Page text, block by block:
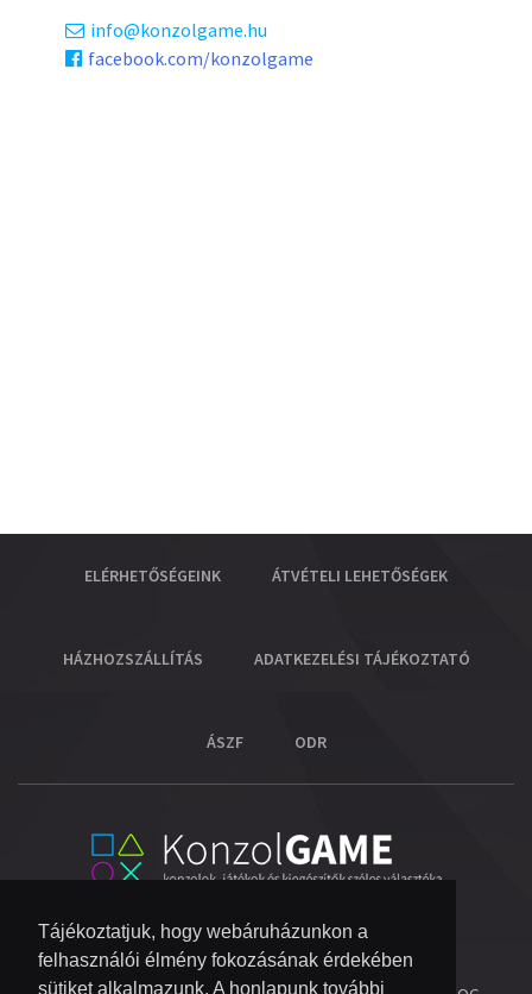
Tájékoztatjuk, hogy webáruházunkon a
felhasználói élmény fokozásának érdekében
sütiket alkalmazunk. A honlapunk további
info
konzolgame.hu
facebook.com/konzolgame
ELÉRHETŐSÉGEINK ÁTVÉTELI LEHETŐSÉGEK
HÁZHOZSZÁLLÍTÁS ADATKEZELÉSI TÁJÉKOZTATÓ
ÁSZF ODR